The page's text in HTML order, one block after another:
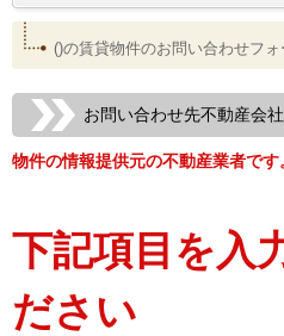
()の賃貸物件のお問い合わせフォ
お問い合わせ先不動産会社
物件の情報提供元の不動産業者で
下記項目を入
ださい